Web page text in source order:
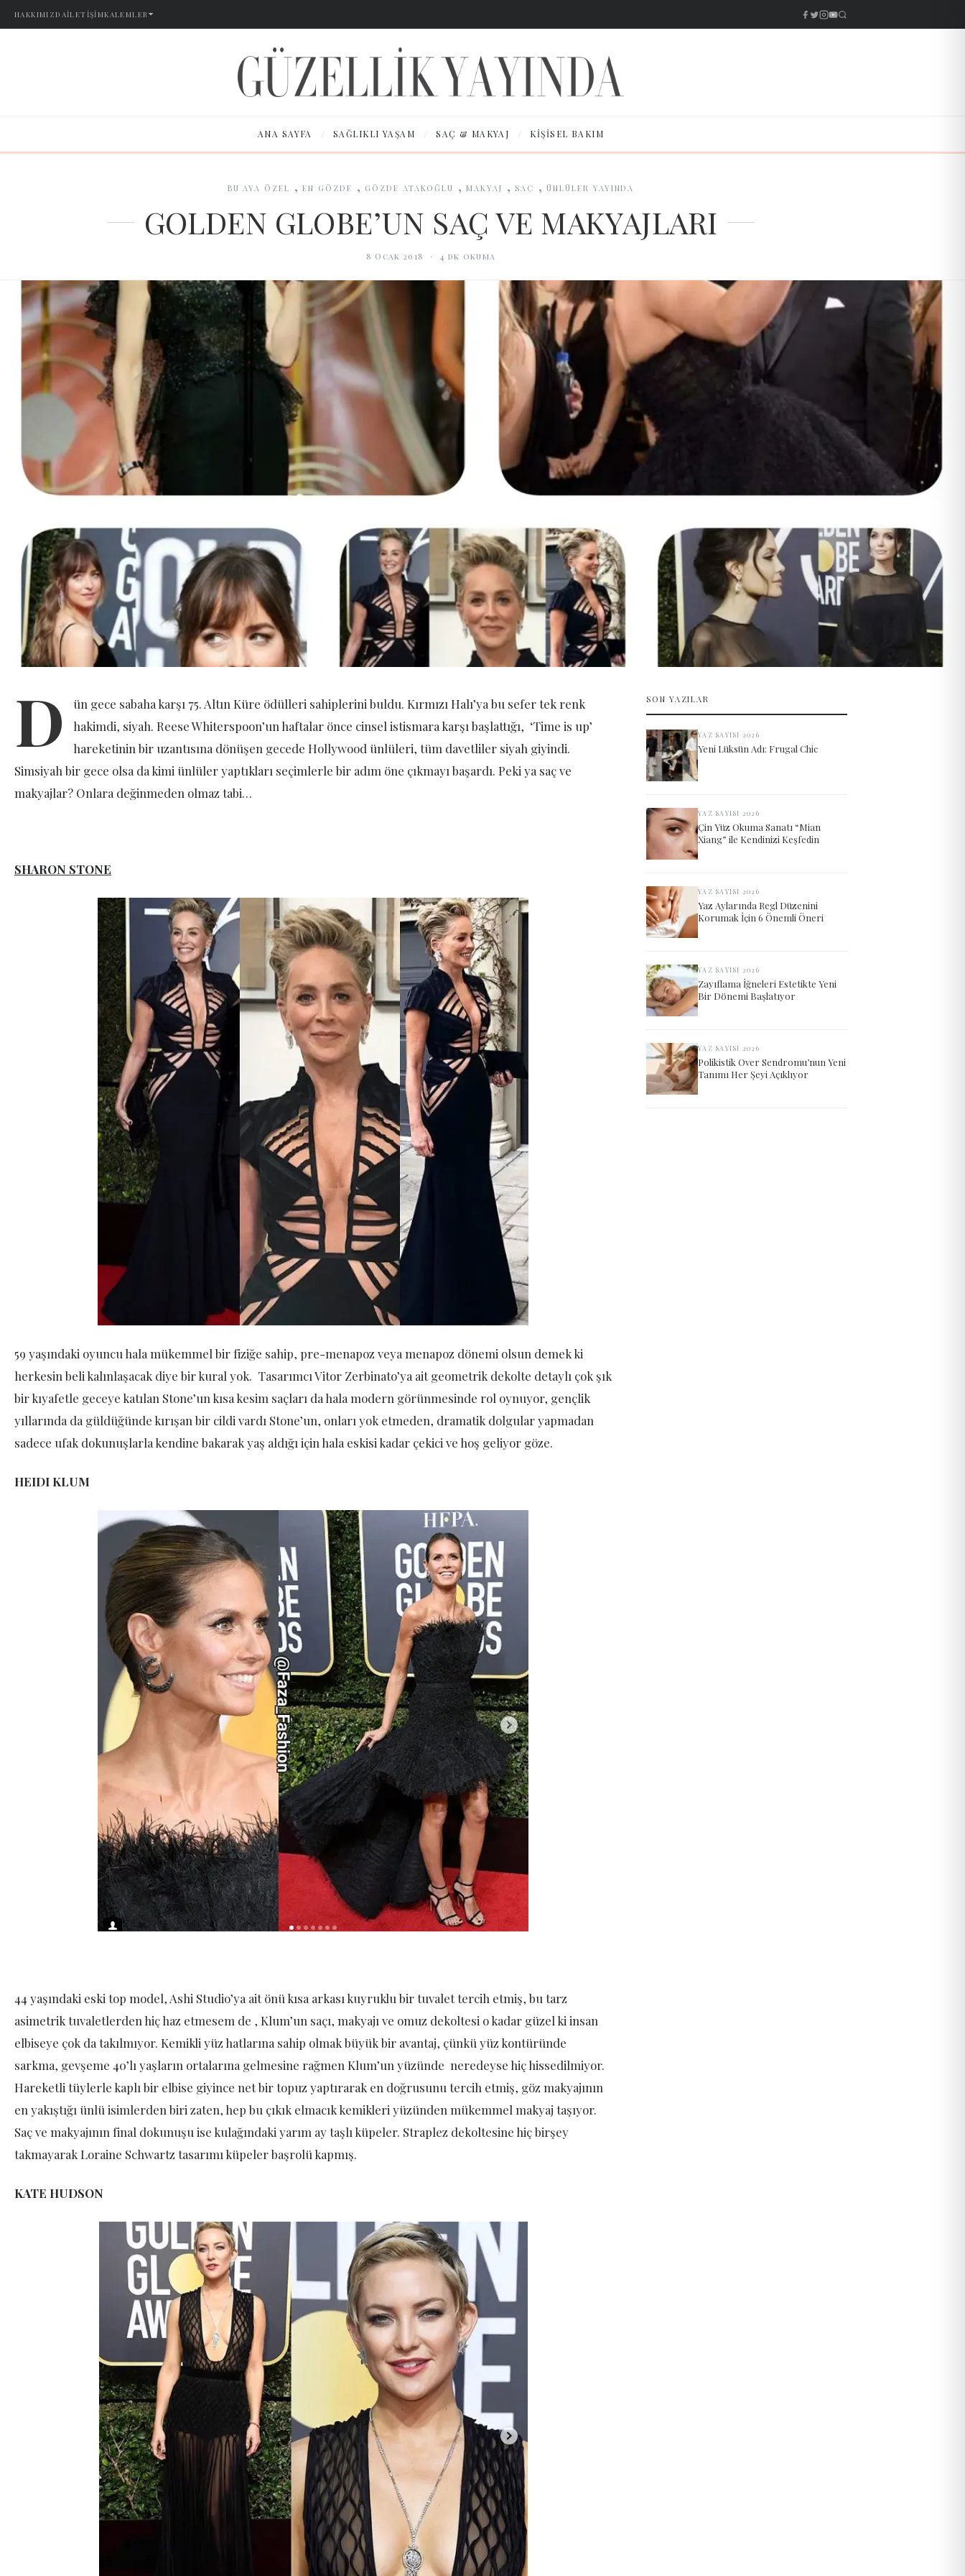
HAKKIMIZDAİLETIŞIMKALEMLER
ANA SAYFA / SAĞLIKLI YAŞAM / SAÇ & MAKYAJ / KIŞISEL BAKIM
BU AYA ÖZEL , EN GÖZDE , GÖZDE ATAKOĞLU , MAKYAJ , SAÇ , ÜNLÜLER YAYINDA
GOLDEN GLOBE’UN SAÇ VE MAKYAJLARI
8 Ocak 2018 · 4 dk okuma
D
ün gece sabaha karşı 75. Altın Küre ödülleri sahiplerini buldu. Kırmızı Halı’ya bu sefer tek renk
hakimdi, siyah. Reese Whiterspoon’un haftalar önce cinsel istismara karşı başlattığı, ‘Time is up’
hareketinin bir uzantısına dönüşen gecede Hollywood ünlüleri, tüm davetliler siyah giyindi.
Simsiyah bir gece olsa da kimi ünlüler yaptıkları seçimlerle bir adım öne çıkmayı başardı. Peki ya saç ve
makyajlar? Onlara değinmeden olmaz tabi…
SHARON STONE
59 yaşındaki oyuncu hala mükemmel bir fiziğe sahip, pre-menapoz veya menapoz dönemi olsun demek ki
herkesin beli kalınlaşacak diye bir kural yok. Tasarımcı Vitor Zerbinato’ya ait geometrik dekolte detaylı çok şık
bir kıyafetle geceye katılan Stone’un kısa kesim saçları da hala modern görünmesinde rol oynuyor, gençlik
yıllarında da güldüğünde kırışan bir cildi vardı Stone’un, onları yok etmeden, dramatik dolgular yapmadan
sadece ufak dokunuşlarla kendine bakarak yaş aldığı için hala eskisi kadar çekici ve hoş geliyor göze.
HEIDI KLUM
44 yaşındaki eski top model, Ashi Studio’ya ait önü kısa arkası kuyruklu bir tuvalet tercih etmiş, bu tarz
asimetrik tuvaletlerden hiç haz etmesem de , Klum’un saçı, makyajı ve omuz dekoltesi o kadar güzel ki insan
elbiseye çok da takılmıyor. Kemikli yüz hatlarına sahip olmak büyük bir avantaj, çünkü yüz kontüründe
sarkma, gevşeme 40’lı yaşların ortalarına gelmesine rağmen Klum’un yüzünde neredeyse hiç hissedilmiyor.
Hareketli tüylerle kaplı bir elbise giyince net bir topuz yaptırarak en doğrusunu tercih etmiş, göz makyajının
en yakıştığı ünlü isimlerden biri zaten, hep bu çıkık elmacık kemikleri yüzünden mükemmel makyaj taşıyor.
Saç ve makyajının final dokunuşu ise kulağındaki yarım ay taşlı küpeler. Straplez dekoltesine hiç birşey
takmayarak Loraine Schwartz tasarımı küpeler başrolü kapmış.
KATE HUDSON
SON YAZILAR
YAZ SAYISI 2026
Yeni Lüksün Adı: Frugal Chic
YAZ SAYISI 2026
Çin Yüz Okuma Sanatı “Mian
Xiang” ile Kendinizi Keşfedin
YAZ SAYISI 2026
Yaz Aylarında Regl Düzenini
Korumak İçin 6 Önemli Öneri
YAZ SAYISI 2026
Zayıflama İğneleri Estetikte Yeni
Bir Dönemi Başlatıyor
YAZ SAYISI 2026
Polikistik Over Sendromu’nun Yeni
Tanımı Her Şeyi Açıklıyor